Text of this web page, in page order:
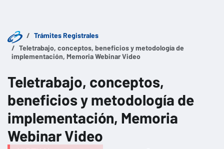
Trámites Registrales
Teletrabajo, conceptos, beneficios y metodología de
implementación, Memoria Webinar Video
Teletrabajo, conceptos,
beneficios y metodología de
implementación, Memoria
Webinar Video